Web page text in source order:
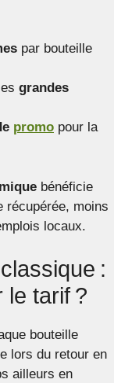
par bouteille
grandes
promo pour la
bénéficie
récupérée, moins
locaux.
:
le tarif ?
bouteille
lors du retour en
ailleurs en